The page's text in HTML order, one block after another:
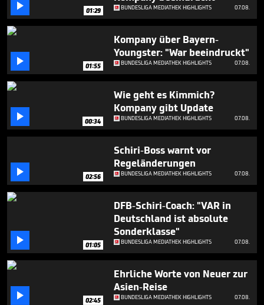
seconds
 01:29 BUNDESLIGA MEDIATHEK HIGHLIGHTS 07.08.
 01:55
Kompany über Bayern-
Youngster: "War beeindruckt"
BUNDESLIGA MEDIATHEK HIGHLIGHTS 07.08.
 00:34
Wie geht es Kimmich?
Kompany gibt Update
BUNDESLIGA MEDIATHEK HIGHLIGHTS 07.08.
 02:56
Schiri-Boss warnt vor
Regeländerungen
BUNDESLIGA MEDIATHEK HIGHLIGHTS 07.08.
 01:05
DFB-Schiri-Coach: "VAR in
Deutschland ist absolute
Sonderklasse"
BUNDESLIGA MEDIATHEK HIGHLIGHTS 07.08.
 02:45
Ehrliche Worte von Neuer zur
Asien-Reise
BUNDESLIGA MEDIATHEK HIGHLIGHTS 07.08.